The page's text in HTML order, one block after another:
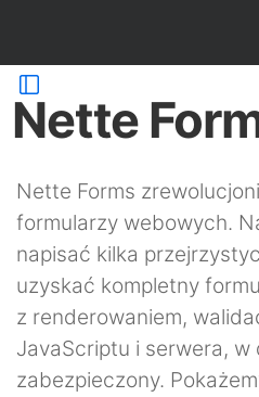
Nette
Nette Forms
formularzy webowych.
napisać kilka
uzyskać kompletny
z renderowaniem,
JavaScriptu i serwera,
zabezpieczony.